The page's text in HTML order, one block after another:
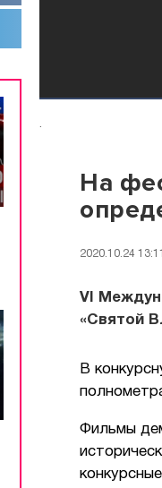
.
На
2020.10.24
VI
«Святой
В
Фильмы